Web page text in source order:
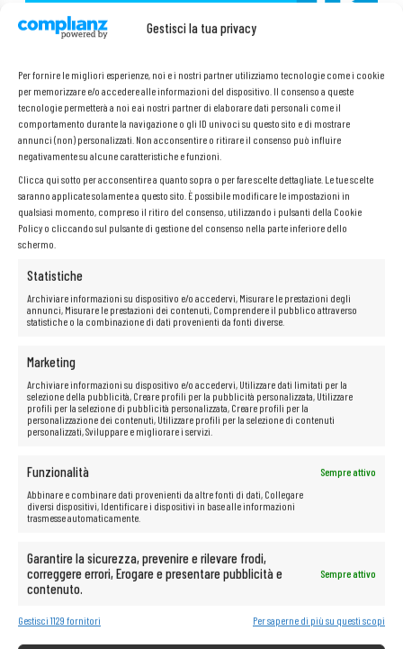
Gestisci la tua privacy
Per fornire le migliori esperienze, noi e i nostri partner utilizziamo tecnologie come i cookie
per memorizzare e/o accedere alle informazioni del dispositivo. Il consenso a queste
tecnologie permetterà a noi e ai nostri partner di elaborare dati personali come il
comportamento durante la navigazione o gli ID univoci su questo sito e di mostrare
annunci (non) personalizzati. Non acconsentire o ritirare il consenso può influire
negativamente su alcune caratteristiche e funzioni.
Clicca qui sotto per acconsentire a quanto sopra o per fare scelte dettagliate. Le tue scelte
saranno applicate solamente a questo sito. È possibile modificare le impostazioni in
qualsiasi momento, compreso il ritiro del consenso, utilizzando i pulsanti della Cookie
Policy o cliccando sul pulsante di gestione del consenso nella parte inferiore dello
schermo.
Statistiche
Archiviare informazioni su dispositivo e/o accedervi, Misurare le prestazioni degli
annunci, Misurare le prestazioni dei contenuti, Comprendere il pubblico attraverso
statistiche o la combinazione di dati provenienti da fonti diverse.
Marketing
Archiviare informazioni su dispositivo e/o accedervi, Utilizzare dati limitati per la
selezione della pubblicità, Creare profili per la pubblicità personalizzata, Utilizzare
profili per la selezione di pubblicità personalizzata, Creare profili per la
personalizzazione dei contenuti, Utilizzare profili per la selezione di contenuti
personalizzati, Sviluppare e migliorare i servizi.
Funzionalità
Sempre attivo
Abbinare e combinare dati provenienti da altre fonti di dati, Collegare
diversi dispositivi, Identificare i dispositivi in base alle informazioni
trasmesse automaticamente.
Garantire la sicurezza, prevenire e rilevare frodi,
correggere errori, Erogare e presentare pubblicità e
contenuto.
Sempre attivo
Gestisci 1129 fornitori Per saperne di più su questi scopi
Schermo opaco
senza il rischio di abbagliamento o affaticamento degli occhi? Il laptop
conschermo opaco
Grazieallo schermo opaco, non avrai problemi di riflessi di luce, il
che ti consentirà di lavorare liberamente in diverse condizioni, sia
all’interno che all’esterno.Lo schermo opacoè anche molto meno
affaticante per gli occhi, consentendoti di lavorare più a lungo e in
Le possibilità multimediali illimitate
Il computer è perfetto anche per qualsiasi tipo di multimedia.
migliore qualità da piattaforme come Netflix, HBO, Amazon, YouTube,
Spotify e Facebook.